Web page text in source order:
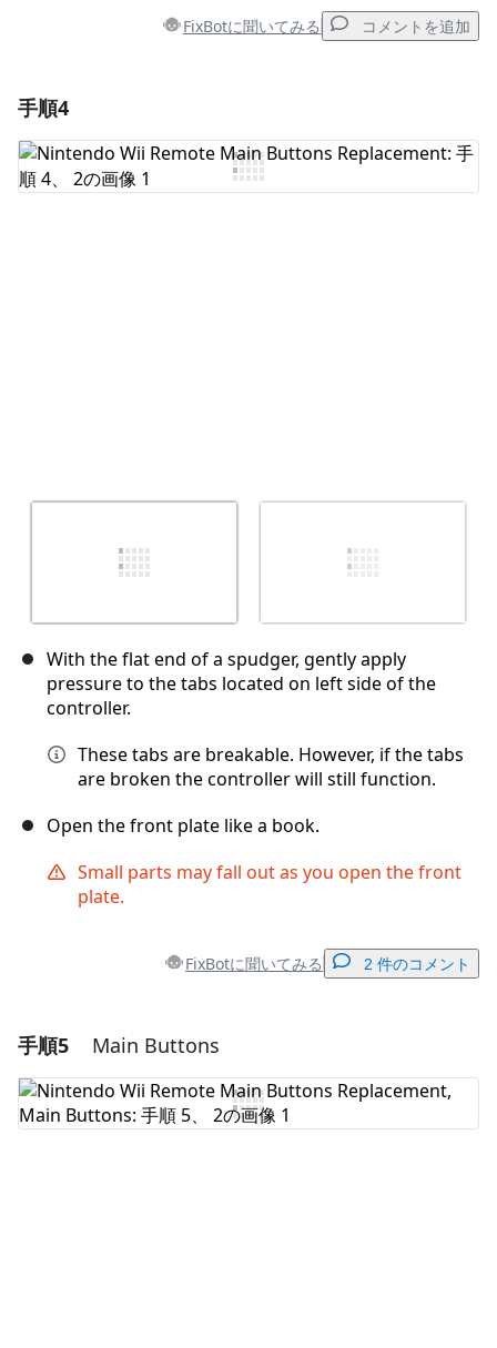
FixBotに聞いてみる コメントを追加
コメントを追加
手順4
With the flat end of a spudger, gently apply
pressure to the tabs located on left side of the
controller.
These tabs are breakable. However, if the tabs
are broken the controller will still function.
Open the front plate like a book.
Small parts may fall out as you open the front
plate.
FixBotに聞いてみる 2 件のコメント
コメントを追加
コメントを追加
手順5 Main Buttons